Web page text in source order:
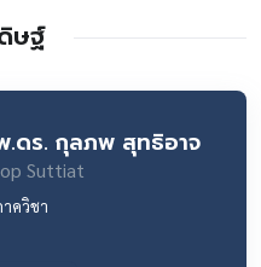
ษฐ์
.ดร. กุลภพ สุทธิอาจ
Suttiat
ควิชา